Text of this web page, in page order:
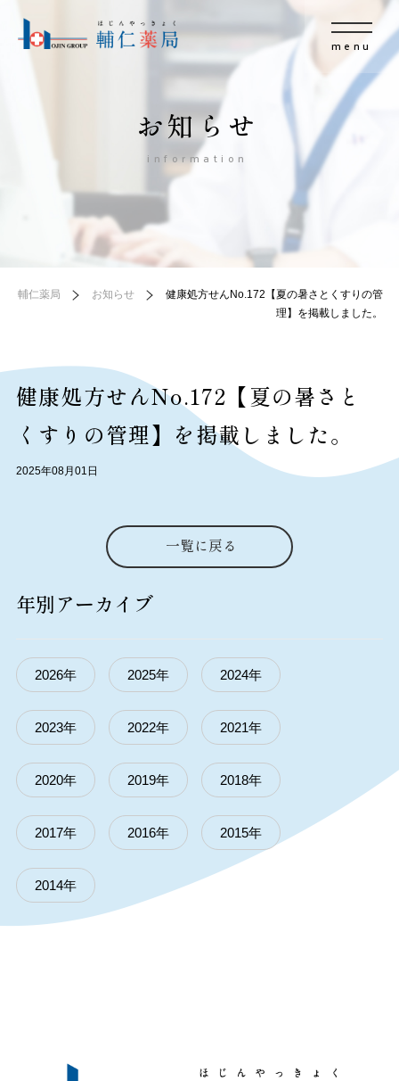
menu
お知らせ
information
輔仁薬局 お知らせ
健康処方せんNo.172【夏の暑さとくすりの管
理】を掲載しました。
健康処方せんNo.172【夏の暑さと
くすりの管理】を掲載しました。
2025年08月01日
一覧に戻る
年別アーカイブ
2026年 2025年 2024年
2023年 2022年 2021年
2020年 2019年 2018年
2017年 2016年 2015年
2014年